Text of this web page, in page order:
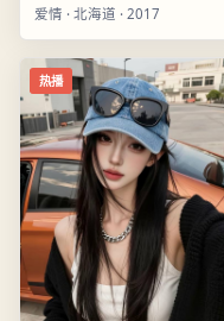
爱情 · 北海道 · 2017
热播